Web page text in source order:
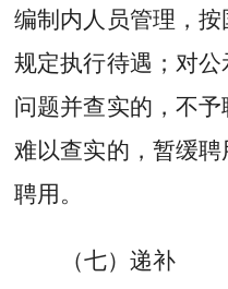
编制内人员管理，
规定执行待遇；对
问题并查实的，不
难以查实的，暂缓
聘用。
（七）递补